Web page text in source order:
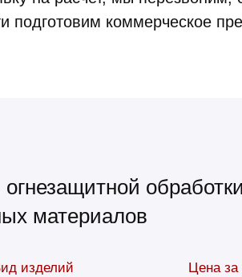
подготовим коммерческое
материалов
изделий Цена